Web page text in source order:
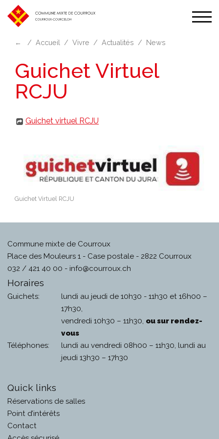
← Accueil Vivre Actualités News
Guichet Virtuel
RCJU
Guichet virtuel RCJU
Guichet Virtuel RCJU
Commune mixte de Courroux
Place des Mouleurs 1 - Case postale - 2822 Courroux
032 / 421 40 00 - info@courroux.ch
Horaires
Guichets:
lundi au jeudi de 10h30 - 11h30 et 16h00 –
17h30,
vendredi 10h30 – 11h30, ou sur rendez-
vous
Téléphones:
lundi au vendredi 08h00 – 11h30, lundi au
jeudi 13h30 – 17h30
Quick links
Réservations de salles
Point d’intérêts
Contact